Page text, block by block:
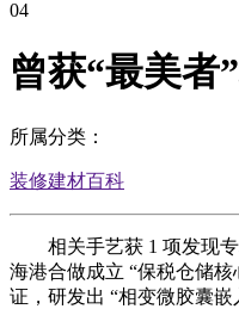
04
曾获“最美者
所属分类：
装修建材百科
相关手艺获 1 项发现专
海港合做成立 “保税仓储
证，研发出 “相变微胶囊